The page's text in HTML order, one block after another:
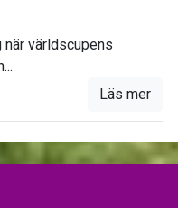
världscupens
Läs mer